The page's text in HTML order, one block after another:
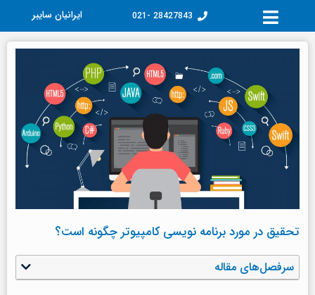
محتوا
28427843 -021 ایرانیان سایبر
تحقیق در مورد برنامه نویسی کامپیوتر چگونه است؟
سرفصل‌های مقاله